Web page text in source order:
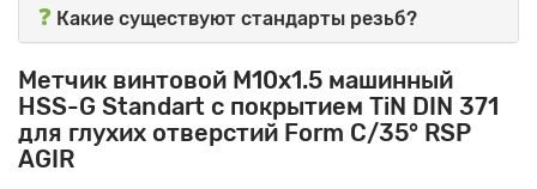
❓ Какие существуют стандарты резьб?
Метчик винтовой M10x1.5 машинный
HSS-G Standart с покрытием TiN DIN 371
для глухих отверстий Form C/35° RSP
AGIR